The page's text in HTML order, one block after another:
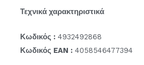
Τεχνικά χαρακτηριστικά
Κωδικός : 4932492868
Κωδικός EAN : 4058546477394